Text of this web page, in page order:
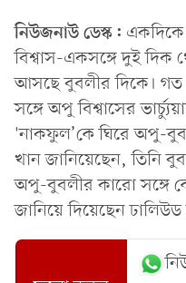
নিউজনাউ ডেস্ক:
বিশ্বাস-একসঙ্গে দুই দিক
আসছে বুবলীর দিকে। গত
সঙ্গে অপু বিশ্বাসের
'নাকফুল’কে ঘিরে অপু-
খান জানিয়েছেন, তিনি
অপু-বুবলীর কারো সঙ্গে
জানিয়ে দিয়েছেন ঢালিউড